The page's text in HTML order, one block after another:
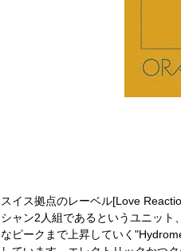
スイス拠点のレーベル[Love
シャン2人組であるというユニット
なピークまで上昇していく